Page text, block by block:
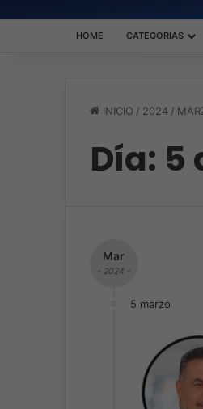
HOME CATEGORIAS
INICIO / 2024 /
Día: 5
Mar
- 2024 -
5 marzo